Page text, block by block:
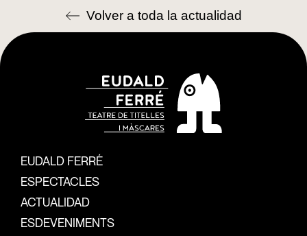
Volver a toda la actualidad
EUDALD FERRÉ
ESPECTACLES
ACTUALIDAD
ESDEVENIMENTS